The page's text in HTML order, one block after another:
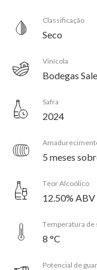
Classificação
Seco
Vinícola
Bodegas
Safra
2024
5 meses
Teor Alcoólico
12.50% ABV
Temperatura de
8 °C
Potencial de